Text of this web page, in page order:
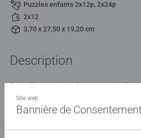
Puzzles enfants 2x12p, 2x24p
2x12
3,70 x 27,50 x 19,20 cm
Description
Ce coffret contient 2 puzzles de 12
que des posters à taille réelle. Le
pièces sont conçus pour permettre
préférés !
Détails
Site web
Bannière de